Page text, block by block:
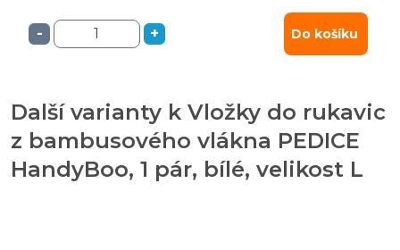
- + Do košíku
Další varianty k Vložky do rukavic
z bambusového vlákna PEDICE
HandyBoo, 1 pár, bílé, velikost L